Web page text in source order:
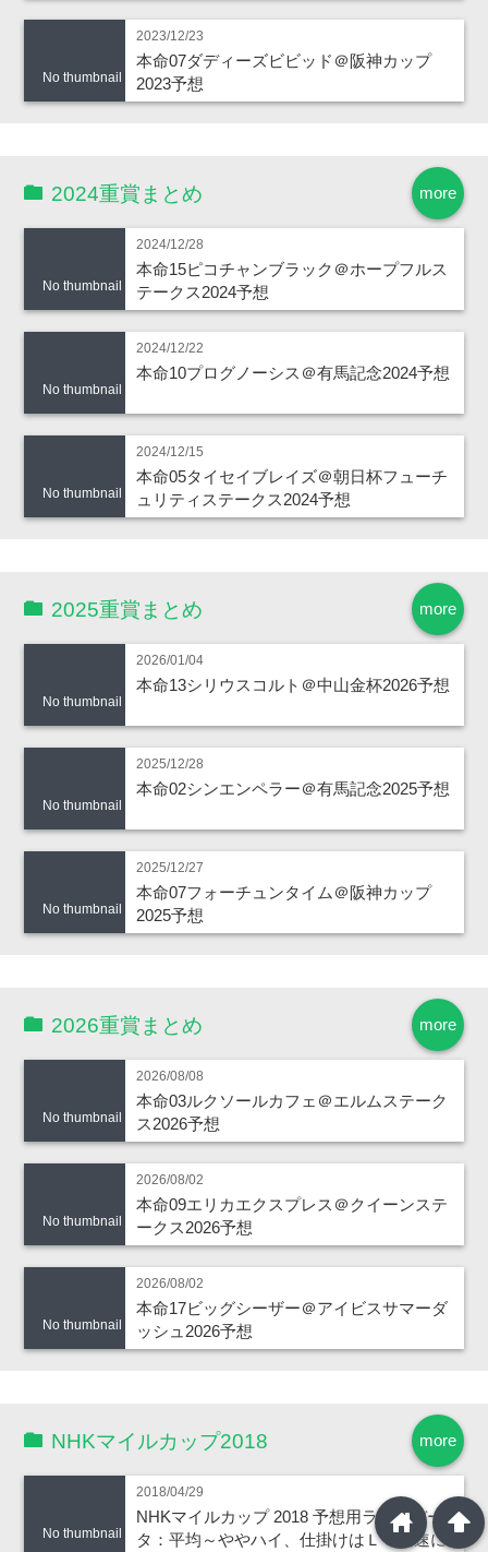
No thumbnail
2023/12/23
本命07ダディーズビビッド＠阪神カップ
2023予想
more
2024重賞まとめ
No thumbnail
2024/12/28
本命15ピコチャンブラック＠ホープフルス
テークス2024予想
No thumbnail
2024/12/22
本命10プログノーシス＠有馬記念2024予想
No thumbnail
2024/12/15
本命05タイセイブレイズ＠朝日杯フューチ
ュリティステークス2024予想
more
2025重賞まとめ
No thumbnail
2026/01/04
本命13シリウスコルト＠中山金杯2026予想
No thumbnail
2025/12/28
本命02シンエンペラー＠有馬記念2025予想
No thumbnail
2025/12/27
本命07フォーチュンタイム＠阪神カップ
2025予想
more
2026重賞まとめ
No thumbnail
2026/08/08
本命03ルクソールカフェ＠エルムステーク
ス2026予想
No thumbnail
2026/08/02
本命09エリカエクスプレス＠クイーンステ
ークス2026予想
No thumbnail
2026/08/02
本命17ビッグシーザー＠アイビスサマーダ
ッシュ2026予想
more
NHKマイルカップ2018
No thumbnail
2018/04/29
NHKマイルカップ 2018 予想用ラップデー
タ：平均～ややハイ、仕掛けはＬ３最速にな
arrowup
home